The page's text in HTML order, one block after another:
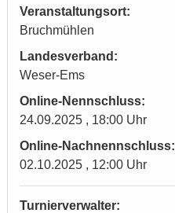
Veranstaltungsort:
Bruchmühlen
Landesverband:
Weser-Ems
Online-Nennschluss:
24.09.2025 , 18:00 Uhr
Online-Nachnennschluss:
02.10.2025 , 12:00 Uhr
Turnierverwalter: